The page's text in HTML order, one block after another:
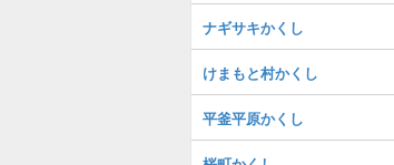
ナギサキかくし
けまもと村かくし
平釜平原かくし